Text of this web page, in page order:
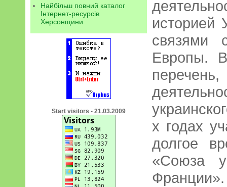
Найбільш повний каталог
Інтернет-ресурсів
Херсонщини
Start visitors - 21.03.2009
историей
связями
Европы.
х годах
долгое
«Союза